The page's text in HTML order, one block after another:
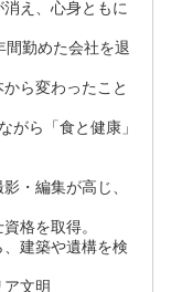
え、心身ともに
間勤めた会社を退
ら変わったこと
がら「食と健康」
・編集が高じ、
格を取得。
建築や遺構を検
文明